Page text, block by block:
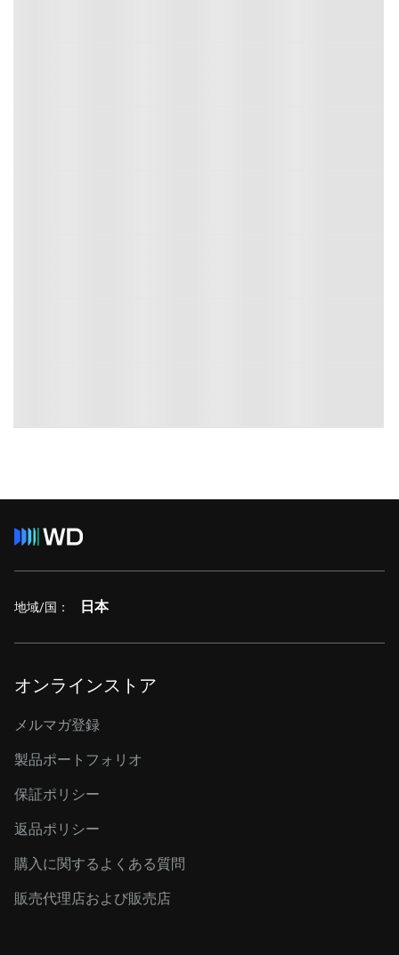
地域/国： 日本
オンラインストア
メルマガ登録
製品ポートフォリオ
保証ポリシー
返品ポリシー
購入に関するよくある質問
販売代理店および販売店